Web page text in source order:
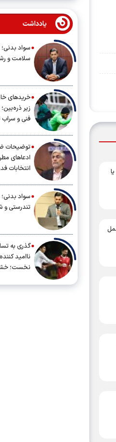
یادداشت
سواد بدنی؛
سلامت و
خریدهای
زیر
فنی و سراب
توضیحات
ادعاهای
انتخابات
سواد
تندرستی و
گذری به
ناامید
نخست؛